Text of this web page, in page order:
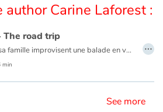
author Carine Laforest :
The road trip
Caillou et sa famille improvisent une balade en voiture, sans destination précise. Après un petit jeu en voiture, ils s’arrêtent dans une station-service et Caillou aperçoit un gros camion. Ils montent ensuite sur un traversier, et le capitaine permet à Caillou de faire retentir la sirène. Décidément, les découvertes et les surprises de la route font le succès de l’aventure!
aussi en français :Caillou - Une balade en voiture
min
…
See more